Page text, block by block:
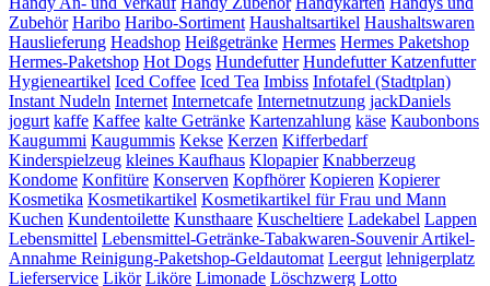
Zubehör Haribo Haribo-Sortiment Haushaltsartikel Haushaltswaren
Hauslieferung Headshop Heißgetränke Hermes Hermes Paketshop
Hermes-Paketshop Hot Dogs Hundefutter Hundefutter Katzenfutter
Hygieneartikel Iced Coffee Iced Tea Imbiss Infotafel (Stadtplan)
Instant Nudeln Internet Internetcafe Internetnutzung jackDaniels
jogurt kaffe Kaffee kalte Getränke Kartenzahlung käse Kaubonbons
Kaugummi Kaugummis Kekse Kerzen Kifferbedarf
Kinderspielzeug kleines Kaufhaus Klopapier Knabberzeug
Kondome Konfitüre Konserven Kopfhörer Kopieren Kopierer
Kosmetika Kosmetikartikel Kosmetikartikel für Frau und Mann
Kuchen Kundentoilette Kunsthaare Kuscheltiere Ladekabel Lappen
Lebensmittel Lebensmittel-Getränke-Tabakwaren-Souvenir Artikel-
Annahme Reinigung-Paketshop-Geldautomat Leergut lehnigerplatz
Lieferservice Likör Liköre Limonade Löschzwerg Lotto